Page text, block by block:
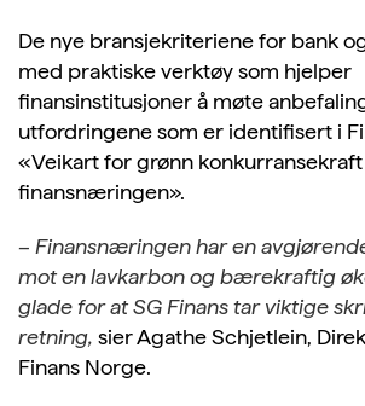
De nye bransjekriteriene for bank
med praktiske verktøy som hjelper
finansinstitusjoner å møte
utfordringene som er identifisert i
«Veikart for grønn konkurransekraft
finansnæringen».
– Finansnæringen har en
mot en lavkarbon og bærekraftig
glade for at SG Finans tar viktige
retning, sier Agathe Schjetlein,
Finans Norge.